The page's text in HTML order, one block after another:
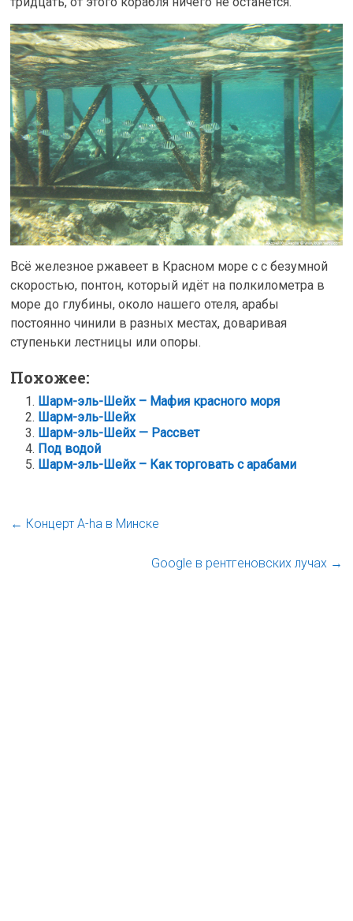
Всё железное ржавеет в Красном море с с безумной
скоростью, понтон, который идёт на полкилометра в
море до глубины, около нашего отеля, арабы
постоянно чинили в разных местах, доваривая
ступеньки лестницы или опоры.
Похожее:
Шарм-эль-Шейх – Мафия красного моря
Шарм-эль-Шейх
Шарм-эль-Шейх — Рассвет
Под водой
Шарм-эль-Шейх – Как торговать с арабами
← Концерт A-ha в Минске
Google в рентгеновских лучах →